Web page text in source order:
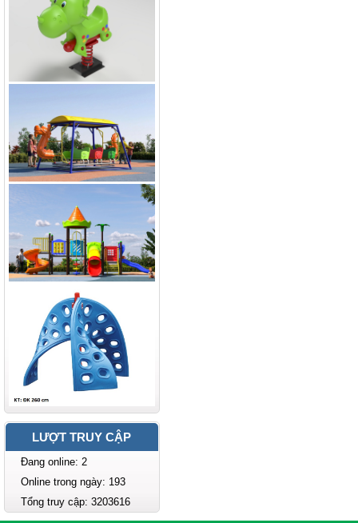
LƯỢT TRUY CẬP
Đang online: 2
Online trong ngày: 193
Tổng truy cập: 3203616